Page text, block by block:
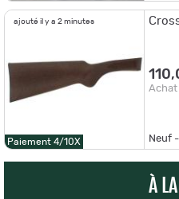
ajouté il y a 2 minutes
Paiement 4/10X Neuf
À